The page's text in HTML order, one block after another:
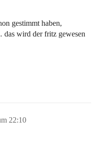
gestimmt haben,
wird der fritz gewesen
22:10